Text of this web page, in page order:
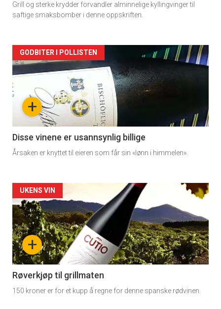
Grill og sterke krydder forvandler alminnelige kyllingvinger til
saftige smaksbomber i denne oppskriften.
Forsiden
akkurat
nå
3
+
GODBITER I POLLISTEN
Disse vinene er usannsynlig billige
Årsaken er knyttet til eieren som får sin «lønn i himmelen».
Forsiden
akkurat
nå
-
4
+
UKENS VIN
Røverkjøp til grillmaten
150 kroner er for et kupp å regne for denne spanske rødvinen.